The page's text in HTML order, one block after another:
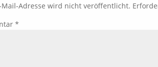
Mail-Adresse wird nicht veröffentlicht.
*